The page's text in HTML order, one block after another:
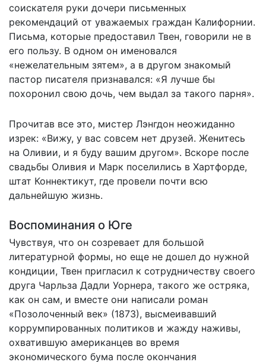
соискателя руки дочери письменных
рекомендаций от уважаемых граждан Калифорнии.
Письма, которые предоставил Твен, говорили не в
его пользу. В одном он именовался
«нежелательным зятем», а в другом знакомый
пастор писателя признавался: «Я лучше бы
похоронил свою дочь, чем выдал за такого парня».
Прочитав все это, мистер Лэнгдон неожиданно
изрек: «Вижу, у вас совсем нет друзей. Женитесь
на Оливии, и я буду вашим другом». Вскоре после
свадьбы Оливия и Марк поселились в Хартфорде,
штат Коннектикут, где провели почти всю
дальнейшую жизнь.
Воспоминания о Юге
Чувствуя, что он созревает для большой
литературной формы, но еще не дошел до нужной
кондиции, Твен пригласил к сотрудничеству своего
друга Чарльза Дадли Уорнера, такого же остряка,
как он сам, и вместе они написали роман
«Позолоченный век» (1873), высмеивавший
коррумпированных политиков и жажду наживы,
охватившую американцев во время
экономического бума после окончания